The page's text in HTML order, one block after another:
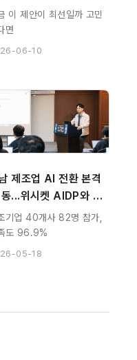
는 법
이 제안이 최선일까 고민
면
06-10
제조업 AI 전환 본격
...위시켓 AIDP와 현
습형 교육 성료
기업 40개사 82명 참가,
도 96.9%
05-18